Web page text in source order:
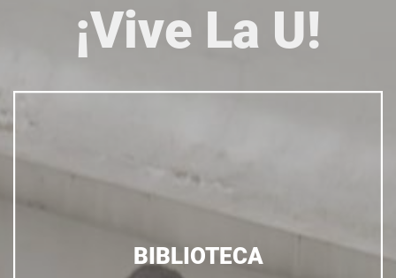
¡Vive La U!
BIBLIOTECA